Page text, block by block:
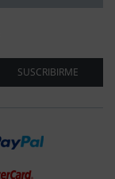
SUSCRIBIRME